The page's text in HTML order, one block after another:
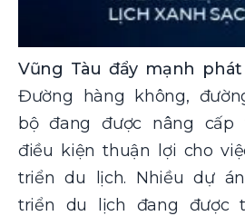
Vũng Tàu đẩy mạnh
Đường hàng không,
bộ đang được nâng cấp
điều kiện thuận lợi cho
triển du lịch. Nhiều dự
triển du lịch đang được